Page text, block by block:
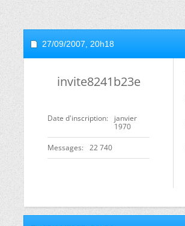
27/09/2007, 20h18
invite8241b23e
Date d'inscription
janvier
1970
Messages 22 740